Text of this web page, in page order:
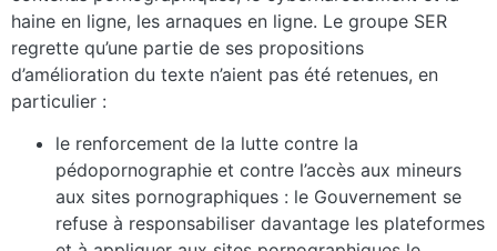
haine en ligne, les arnaques en ligne. Le groupe SER
regrette qu’une partie de ses propositions
d’amélioration du texte n’aient pas été retenues, en
particulier :
le renforcement de la lutte contre la
pédopornographie et contre l’accès aux mineurs
aux sites pornographiques : le Gouvernement se
refuse à responsabiliser davantage les plateformes